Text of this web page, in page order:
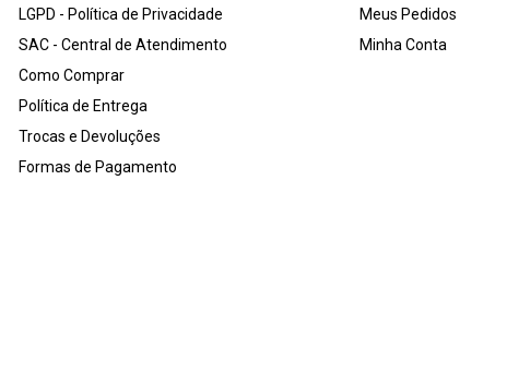
LGPD - Política de Privacidade
SAC - Central de Atendimento
Como Comprar
Política de Entrega
Trocas e Devoluções
Formas de Pagamento
Meus Pedidos
Minha Conta